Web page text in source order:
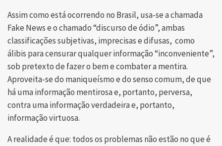
Assim como está ocorrendo no Brasil, usa-se a chamada
Fake News e o chamado “discurso de ódio”, ambas
classificações subjetivas, imprecisas e difusas, como
álibis para censurar qualquer informação “inconveniente”,
sob pretexto de fazer o bem e combater a mentira.
Aproveita-se do maniqueísmo e do senso comum, de que
há uma informação mentirosa e, portanto, perversa,
contra uma informação verdadeira e, portanto,
informação virtuosa.
A realidade é que: todos os problemas não estão no que é